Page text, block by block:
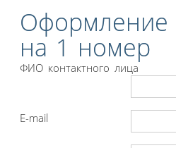
Оформление
на 1 номер
ФИО контактного лица
E-mail